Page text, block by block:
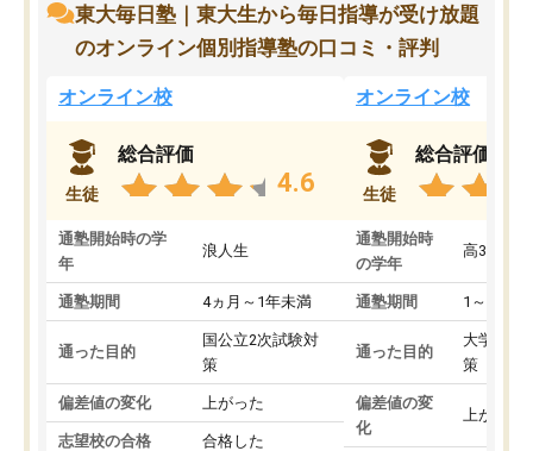
東大毎日塾｜東大生から毎日指導が受け放題
のオンライン個別指導塾の口コミ・評判
オンライン校
生徒
総合評価
4.6
通塾開始時の学
年
浪人生
通塾期間 4ヵ月～1年未満
通った目的
国公立2次試験対
策
偏差値の変化 上がった
志望校の合格 合格した
オンライン校
生徒
総合評価
通塾開始時
の学年
高3
通塾期間 1～3ヵ月
通った目的
大学入学
策
偏差値の変
化
上がった